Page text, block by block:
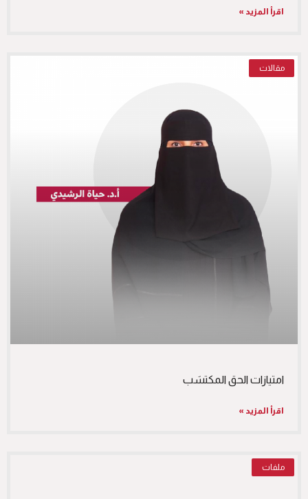
اقرأ المزيد »
مقالات
امتيازات الحق المكتسَب
اقرأ المزيد »
ملفات